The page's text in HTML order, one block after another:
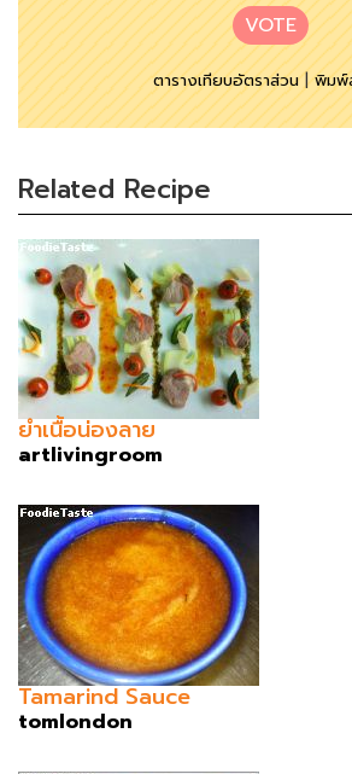
VOTE
ตารางเทียบอัตราส่วน|พิมพ์
Related Recipe
ยำเนื้อน่องลาย
artlivingroom
Tamarind Sauce
tomlondon